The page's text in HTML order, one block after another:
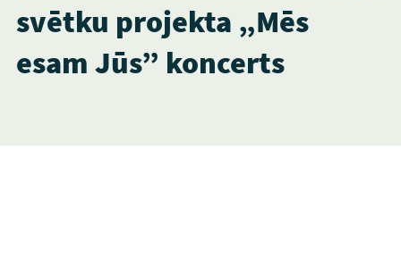
svētku projekta „Mēs
esam Jūs” koncerts